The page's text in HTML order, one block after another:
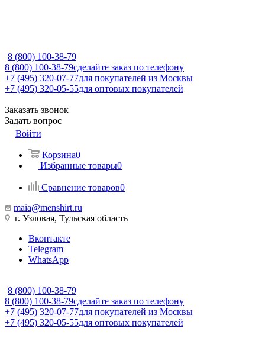
8 (800) 100-38-79
8 (800) 100-38-79сделайте заказ по телефону
+7 (495) 320-07-77для покупателей из Москвы
+7 (495) 320-05-55для оптовых покупателей
Заказать звонок
Задать вопрос
Войти
Корзина0
Избранные товары0
Сравнение товаров0
maia@menshirt.ru
г. Узловая, Тульская область
Вконтакте
Telegram
WhatsApp
8 (800) 100-38-79
8 (800) 100-38-79сделайте заказ по телефону
+7 (495) 320-07-77для покупателей из Москвы
+7 (495) 320-05-55для оптовых покупателей